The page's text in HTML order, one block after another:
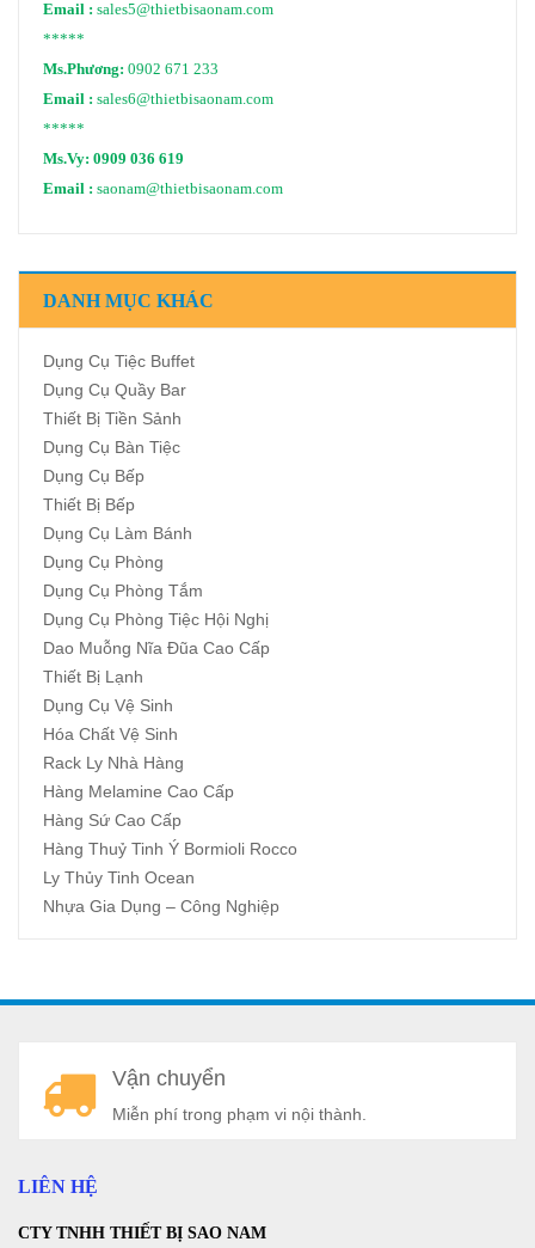
Email : sales5@thietbisaonam.com
*****
Ms.Phương: 0902 671 233
Email : sales6@thietbisaonam.com
*****
Ms.Vy: 0909 036 619
Email : saonam@thietbisaonam.com
DANH MỤC KHÁC
Dụng Cụ Tiệc Buffet
Dụng Cụ Quầy Bar
Thiết Bị Tiền Sảnh
Dụng Cụ Bàn Tiệc
Dụng Cụ Bếp
Thiết Bị Bếp
Dụng Cụ Làm Bánh
Dụng Cụ Phòng
Dụng Cụ Phòng Tắm
Dụng Cụ Phòng Tiệc Hội Nghị
Dao Muỗng Nĩa Đũa Cao Cấp
Thiết Bị Lạnh
Dụng Cụ Vệ Sinh
Hóa Chất Vệ Sinh
Rack Ly Nhà Hàng
Hàng Melamine Cao Cấp
Hàng Sứ Cao Cấp
Hàng Thuỷ Tinh Ý Bormioli Rocco
Ly Thủy Tinh Ocean
Nhựa Gia Dụng – Công Nghiệp
Vận chuyển
Miễn phí trong phạm vi nội thành.
LIÊN HỆ
CTY TNHH THIẾT BỊ SAO NAM